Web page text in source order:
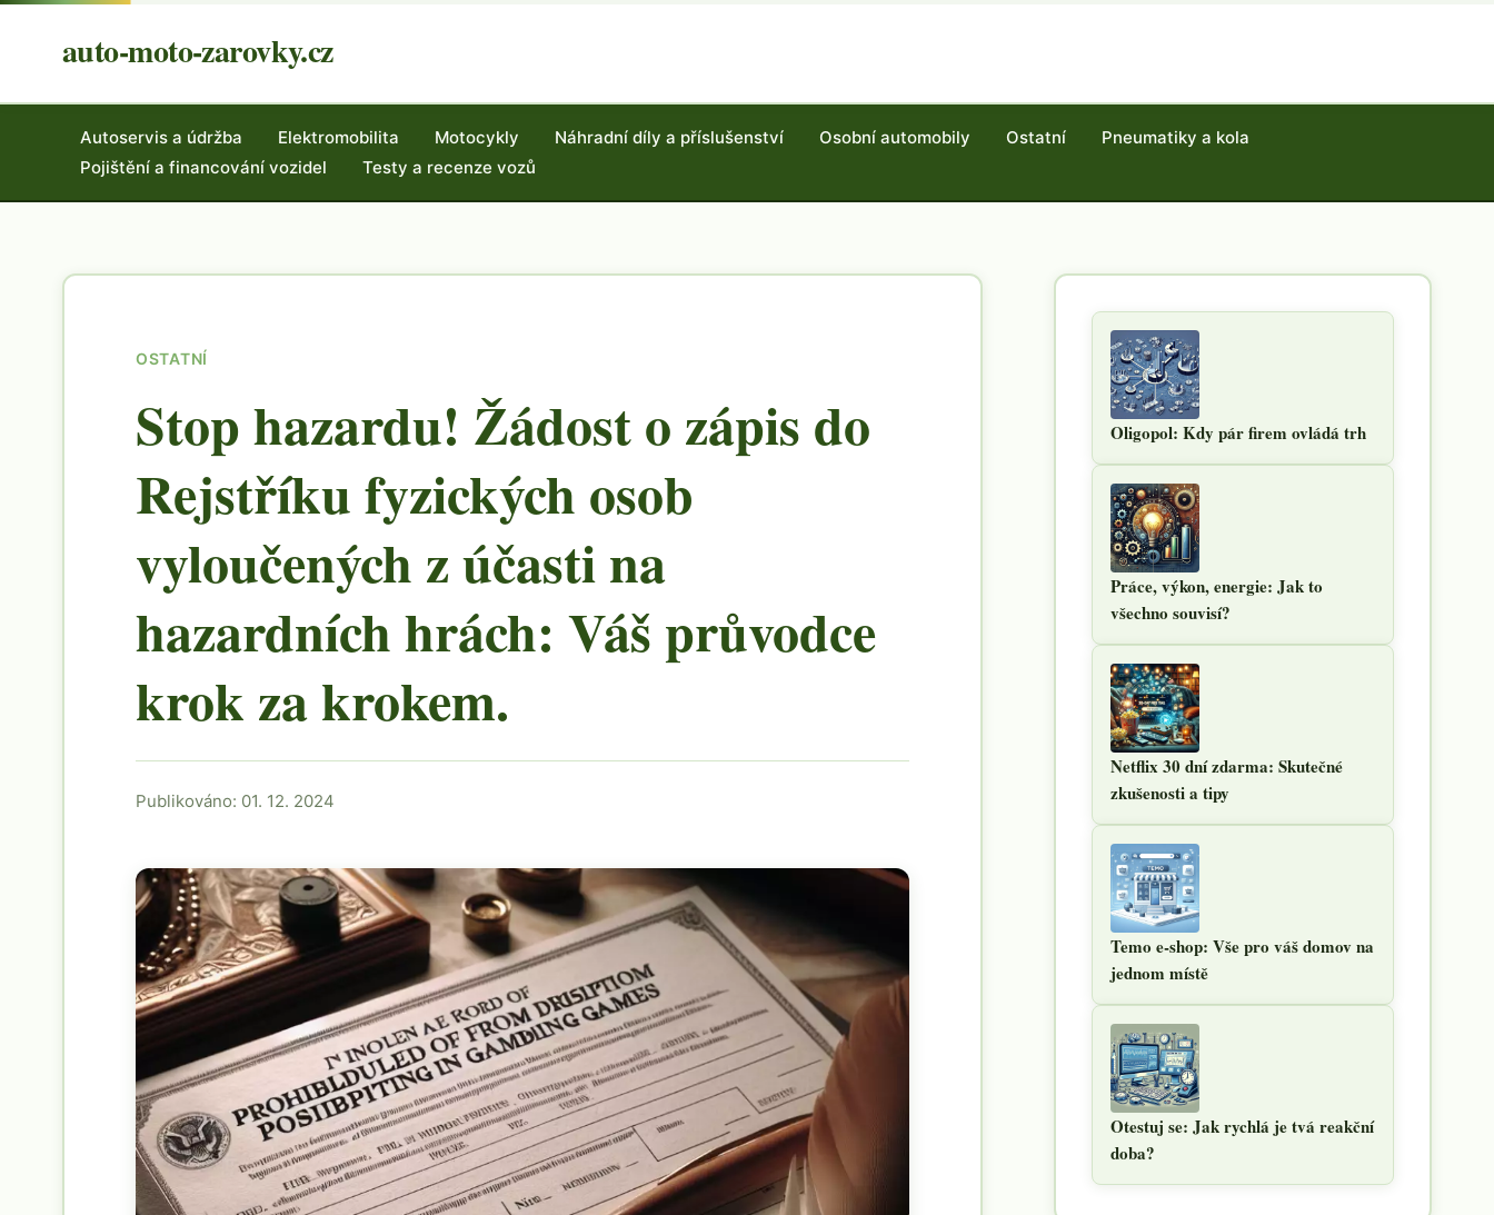
auto-moto-zarovky.cz
Autoservis a údržba Elektromobilita Motocykly Náhradní díly a příslušenství Osobní automobily Ostatní
Pneumatiky a kola
Pojištění a financování vozidel
Testy a recenze vozů
OSTATNÍ
Stop hazardu! Žádost o zápis do
Rejstříku fyzických osob
vyloučených z účasti na
hazardních hrách: Váš průvodce
krok za krokem.
Publikováno: 01. 12. 2024
Oligopol: Kdy pár firem ovládá trh
Práce, výkon, energie: Jak to
všechno souvisí?
Netflix 30 dní zdarma: Skutečné
zkušenosti a tipy
Temo e-shop: Vše pro váš domov na
jednom místě
Otestuj se: Jak rychlá je tvá reakční
doba?